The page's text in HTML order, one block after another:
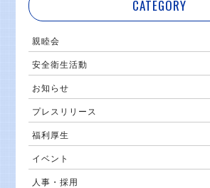
CATEGORY
親睦会
安全衛生活動
お知らせ
プレスリリース
福利厚生
イベント
人事・採用